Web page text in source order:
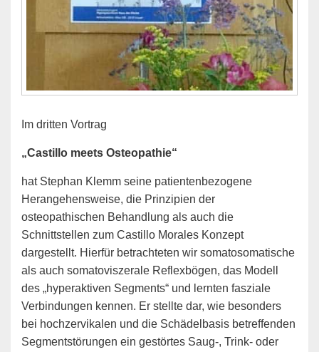
Im dritten Vortrag
„Castillo meets Osteopathie“
hat Stephan Klemm seine patientenbezogene
Herangehensweise, die Prinzipien der
osteopathischen Behandlung als auch die
Schnittstellen zum Castillo Morales Konzept
dargestellt. Hierfür betrachteten wir somatosomatische
als auch somatoviszerale Reflexbögen, das Modell
des „hyperaktiven Segments“ und lernten fasziale
Verbindungen kennen. Er stellte dar, wie besonders
bei hochzervikalen und die Schädelbasis betreffenden
Segmentstörungen ein gestörtes Saug-, Trink- oder